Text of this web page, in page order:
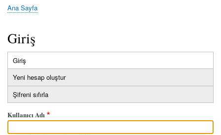
1
2
3
4
5
6
7
8
9
10
11
12
13
Sayfa
Ana Sayfa
Giriş
Birincil
sekmeler
Giriş
sekme)
Yeni hesap oluştur
Şifreni sıfırla
Kullanıcı Adı